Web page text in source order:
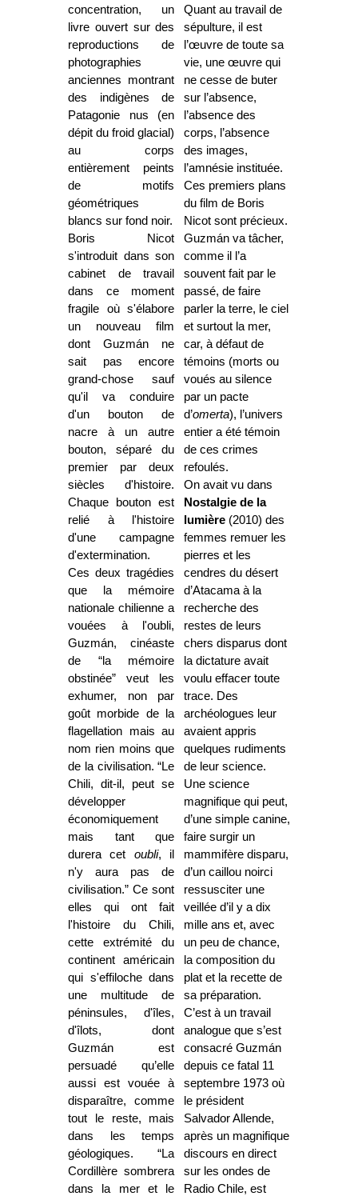
concentration, un
livre ouvert sur des
reproductions de
photographies
anciennes montrant
des indigènes de
Patagonie nus (en
dépit du froid glacial)
au corps
entièrement peints
de motifs
géométriques
blancs sur fond noir.
Boris Nicot
s'introduit dans son
cabinet de travail
dans ce moment
fragile où s'élabore
un nouveau film
dont Guzmán ne
sait pas encore
grand-chose sauf
qu'il va conduire
d'un bouton de
nacre à un autre
bouton, séparé du
premier par deux
siècles d'histoire.
Chaque bouton est
relié à l'histoire
d'une campagne
d'extermination.
Ces deux tragédies
que la mémoire
nationale chilienne a
vouées à l'oubli,
Guzmán, cinéaste
de “la mémoire
obstinée” veut les
exhumer, non par
goût morbide de la
flagellation mais au
nom rien moins que
de la civilisation. “Le
Chili, dit-il, peut se
développer
économiquement
mais tant que
durera cet oubli, il
n'y aura pas de
civilisation.” Ce sont
elles qui ont fait
l'histoire du Chili,
cette extrémité du
continent américain
qui s'effiloche dans
une multitude de
péninsules, d'îles,
d'îlots, dont
Guzmán est
persuadé qu’elle
aussi est vouée à
disparaître, comme
tout le reste, mais
dans les temps
géologiques. “La
Cordillère sombrera
dans la mer et le
Quant au travail de
sépulture, il est
l’œuvre de toute sa
vie, une œuvre qui
ne cesse de buter
sur l’absence,
l’absence des
corps, l’absence
des images,
l’amnésie instituée.
Ces premiers plans
du film de Boris
Nicot sont précieux.
Guzmán va tâcher,
comme il l’a
souvent fait par le
passé, de faire
parler la terre, le ciel
et surtout la mer,
car, à défaut de
témoins (morts ou
voués au silence
par un pacte
d’omerta), l’univers
entier a été témoin
de ces crimes
refoulés.
On avait vu dans
Nostalgie de la
lumière (2010) des
femmes remuer les
pierres et les
cendres du désert
d’Atacama à la
recherche des
restes de leurs
chers disparus dont
la dictature avait
voulu effacer toute
trace. Des
archéologues leur
avaient appris
quelques rudiments
de leur science.
Une science
magnifique qui peut,
d’une simple canine,
faire surgir un
mammifère disparu,
d’un caillou noirci
ressusciter une
veillée d’il y a dix
mille ans et, avec
un peu de chance,
la composition du
plat et la recette de
sa préparation.
C’est à un travail
analogue que s’est
consacré Guzmán
depuis ce fatal 11
septembre 1973 où
le président
Salvador Allende,
après un magnifique
discours en direct
sur les ondes de
Radio Chile, est